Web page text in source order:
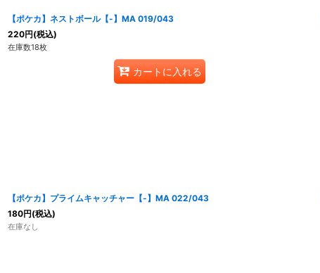
【ポケカ】ネストボール【-】MA 019/043
220円(税込)
在庫数18枚
カートに入れる
【ポケカ】プライムキャッチャー【-】MA 022/043
180円(税込)
在庫なし